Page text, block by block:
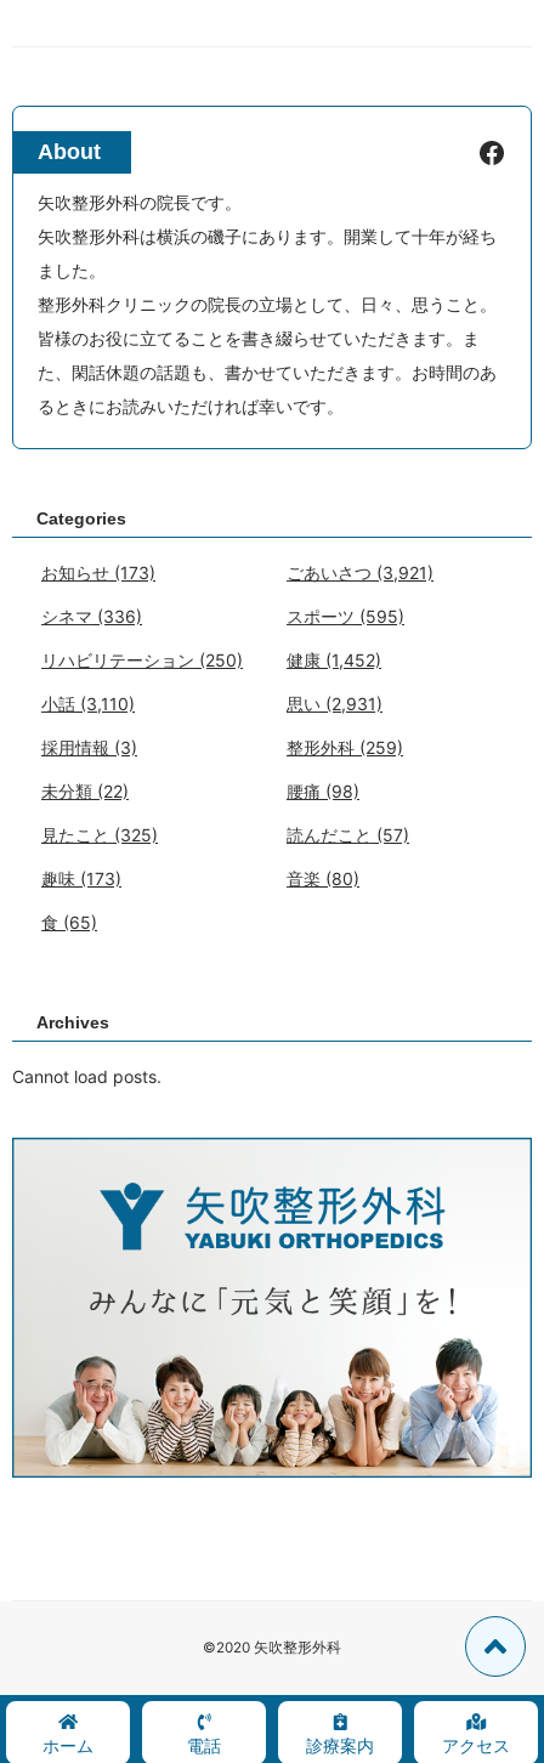
About Facebook
矢吹整形外科の院長です。
矢吹整形外科は横浜の磯子にあります。開業して十年が経ち
ました。
整形外科クリニックの院長の立場として、日々、思うこと。
皆様のお役に立てることを書き綴らせていただきます。ま
た、閑話休題の話題も、書かせていただきます。お時間のあ
るときにお読みいただければ幸いです。
Categories
お知らせ (173) ごあいさつ (3,921)
シネマ (336) スポーツ (595)
リハビリテーション (250) 健康 (1,452)
小話 (3,110) 思い (2,931)
採用情報 (3) 整形外科 (259)
未分類 (22) 腰痛 (98)
見たこと (325) 読んだこと (57)
趣味 (173) 音楽 (80)
食 (65)
Archives
Cannot load posts.
©2020 矢吹整形外科
ホーム 電話 診療案内 アクセス